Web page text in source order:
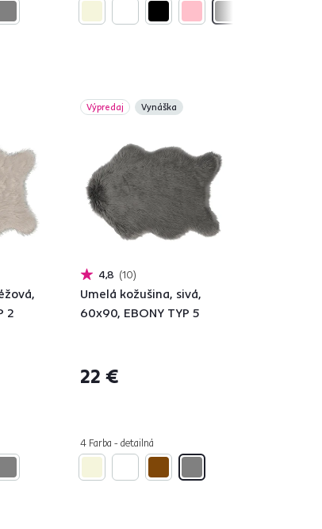
2
Výpredaj Vynáška
4,8 10
Umelá kožušina, sivá,
60x90, EBONY TYP 5
22 €
4 Farba - detailná